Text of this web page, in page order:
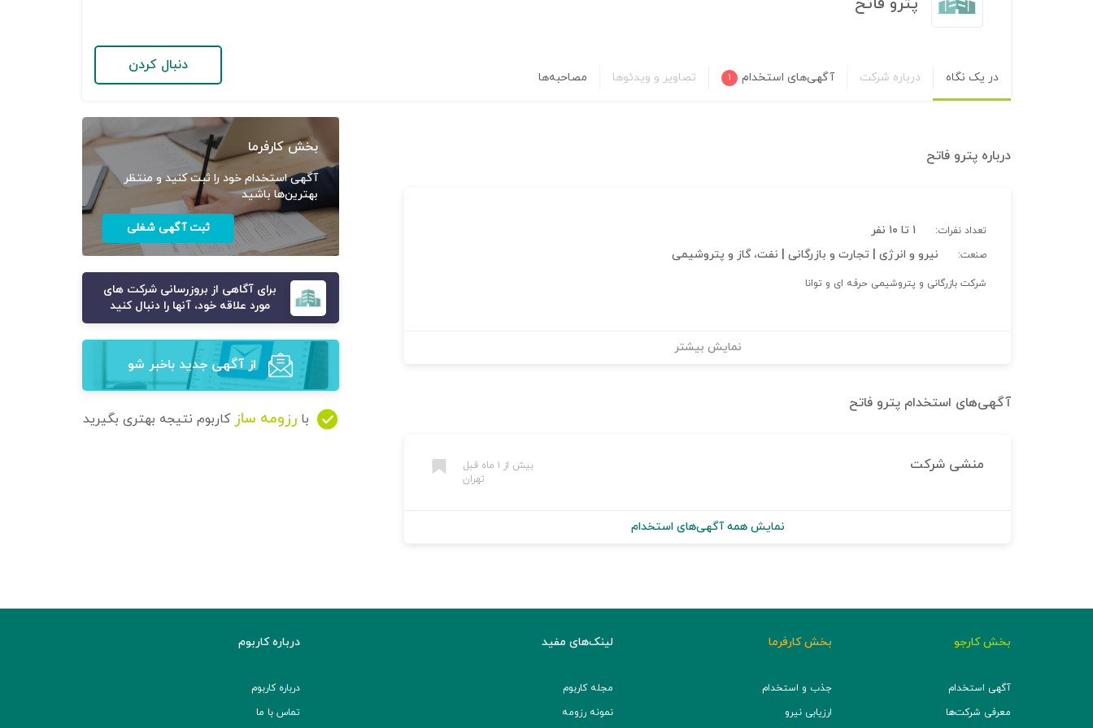
در یک نگاه درباره شرکت آگهی‌های استخدام ۱ تصاویر و ویدئوها مصاحبه‌ها
دنبال کردن
درباره پترو فاتح
تعداد نفرات: ۱ تا ۱۰ نفر
صنعت: نیرو و انرژی | تجارت و بازرگانی | نفت، گاز و پتروشیمی
شرکت بازرگانی و پتروشیمی حرفه ای و توانا
نمایش بیشتر
آگهی‌های استخدام پترو فاتح
منشی شرکت
بیش از ۱ ماه قبل
تهران
نمایش همه آگهی‌های استخدام
بخش کارفرما
آگهی استخدام خود را ثبت کنید و منتظر
بهترین‌ها باشید
ثبت آگهی شغلی
برای آگاهی از بروزرسانی شرکت های
مورد علاقه خود، آنها را دنبال کنید
از آگهی‌ جدید باخبر شو
با رزومه ساز کاربوم نتیجه بهتری بگیرید
بخش کارجو
آگهی استخدام
معرفی شرکت‌ها
بخش کارفرما
جذب و استخدام
ارزیابی نیرو
لینک‌های مفید
مجله کاربوم
نمونه رزومه
درباره کاربوم
درباره کاربوم
تماس با ما